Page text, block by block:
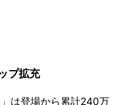
プ拡充
は登場から累計240万